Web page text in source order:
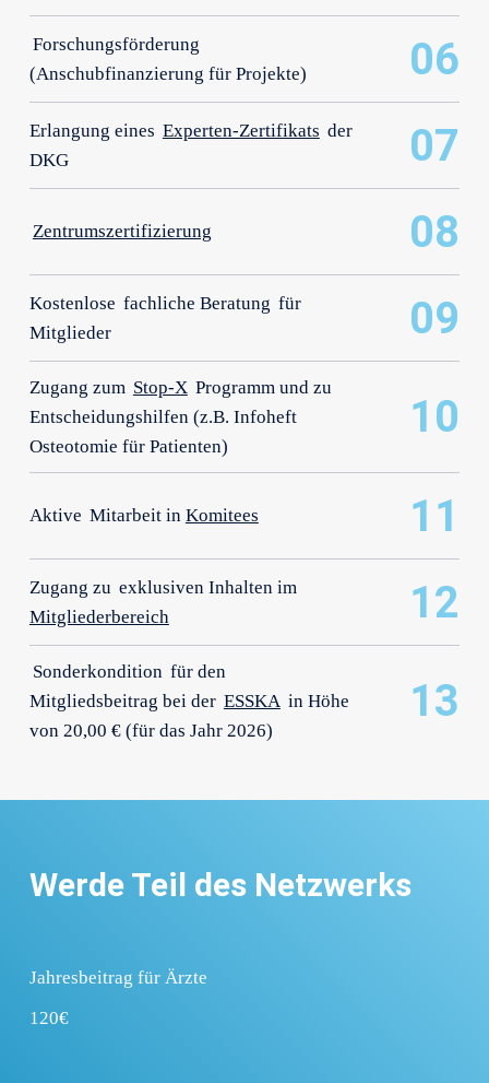
Forschungsförderung
(Anschubfinanzierung für Projekte)
06
Erlangung eines Experten-Zertifikats der
DKG
07
Zentrumszertifizierung 08
Kostenlose fachliche Beratung für
Mitglieder
09
Zugang zum Stop-X Programm und zu
Entscheidungshilfen (z.B. Infoheft
Osteotomie für Patienten)
10
Aktive Mitarbeit in Komitees 11
Zugang zu exklusiven Inhalten im
Mitgliederbereich
12
Sonderkondition für den
Mitgliedsbeitrag bei der ESSKA in Höhe
von 20,00 € (für das Jahr 2026)
13
Werde Teil des Netzwerks
Jahresbeitrag für Ärzte
120€